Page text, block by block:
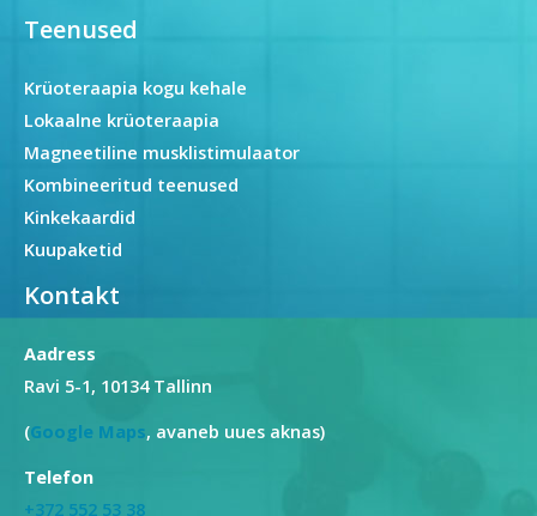
Teenused
Krüoteraapia kogu kehale
Lokaalne krüoteraapia
Magneetiline musklistimulaator
Kombineeritud teenused
Kinkekaardid
Kuupaketid
Kontakt
Aadress
Ravi 5-1, 10134 Tallinn
(Google Maps, avaneb uues aknas)
Telefon
+372 552 53 38